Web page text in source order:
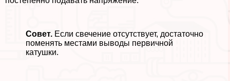
Совет. Если свечение отсутствует, достаточно
поменять местами выводы первичной
катушки.